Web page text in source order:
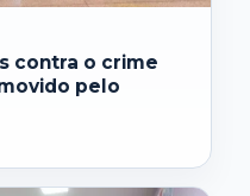
contra o crime
pelo